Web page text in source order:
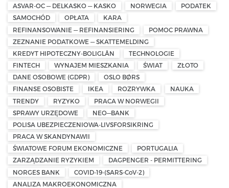
ASVAR-OC — DELKASKO — KASKO
NORWEGIA
PODATEK
SAMOCHÓD
OPŁATA
KARA
REFINANSOWANIE — REFINANSIERING
POMOC PRAWNA
ZEZNANIE PODATKOWE — SKATTEMELDING
KREDYT HIPOTECZNY-BOLIGLÅN
TECHNOLOGIE
FINTECH
WYNAJEM MIESZKANIA ŚWIAT
ZŁOTO
DANE OSOBOWE (GDPR)
OSLO BØRS
FINANSE OSOBISTE
IKEA ROZRYWKA
NAUKA
TRENDY
RYZYKO
PRACA W NORWEGII
SPRAWY URZĘDOWE
NEO—BANK
POLISA UBEZPIECZENIOWA-LIVSFORSIKRING
PRACA W SKANDYNAWII
ŚWIATOWE FORUM EKONOMICZNE
PORTUGALIA
ZARZĄDZANIE RYZYKIEM
DAGPENGER - PERMITTERING
NORGES BANK
COVID-19-(SARS-CoV-2)
ANALIZA MAKROEKONOMICZNA